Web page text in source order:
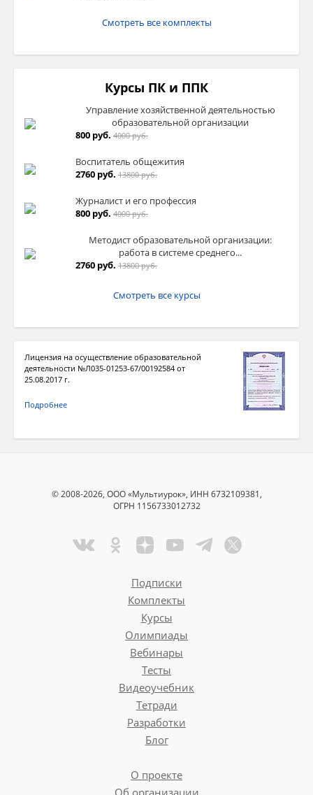
Смотреть все комплекты
Курсы ПК и ППК
Управление хозяйственной деятельностью
образовательной организации
800 руб. 4000 руб.
Воспитатель общежития
2760 руб. 13800 руб.
Журналист и его профессия
800 руб. 4000 руб.
Методист образовательной организации:
работа в системе среднего...
2760 руб. 13800 руб.
Смотреть все курсы
Лицензия на осуществление образовательной
деятельности №Л035-01253-67/00192584 от
25.08.2017 г.
Подробнее
© 2008-2026, ООО «Мультиурок», ИНН 6732109381,
ОГРН 1156733012732
Подписки
Комплекты
Курсы
Олимпиады
Вебинары
Тесты
Видеоучебник
Тетради
Разработки
Блог
О проекте